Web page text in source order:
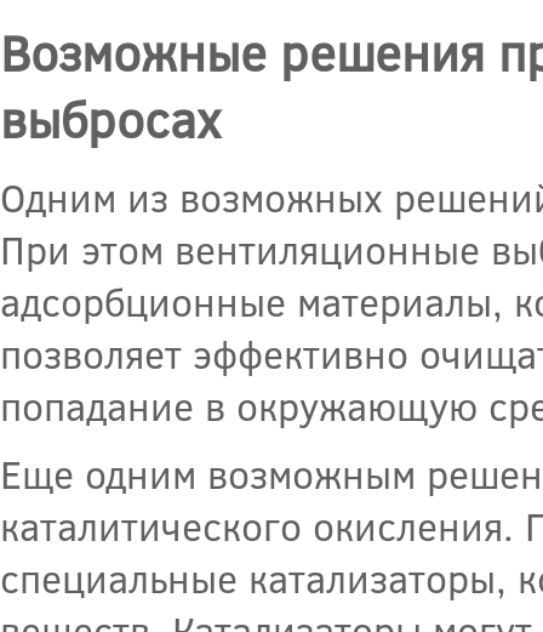
Возможные решения
выбросах
Одним из возможных
При этом вентиляционные
адсорбционные материалы,
позволяет эффективно
попадание в окружающую
Еще одним возможным
каталитического
специальные катализаторы,